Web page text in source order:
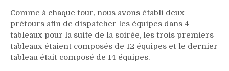
Comme à chaque tour, nous avons établi deux
prétours afin de dispatcher les équipes dans 4
tableaux pour la suite de la soirée, les trois premiers
tableaux étaient composés de 12 équipes et le dernier
tableau était composé de 14 équipes.